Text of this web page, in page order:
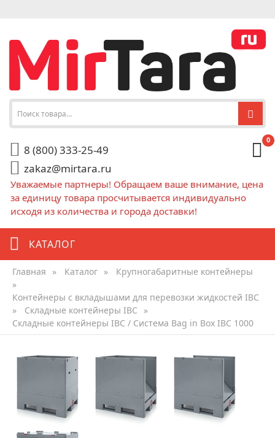
8 (800) 333-25-49
zakaz@mirtara.ru
0
Уважаемые партнеры! Обращаем ваше внимание, цена
за единицу товара просчитывается индивидуально
исходя из количества и города доставки!
КАТАЛОГ
Главная » Каталог »
Крупногабаритные контейнеры
»
Контейнеры с вкладышами для перевозки жидкостей IBC
»
Складные контейнеры IBC
»
Складные контейнеры IBC / Система Bag in Box IBC 1000